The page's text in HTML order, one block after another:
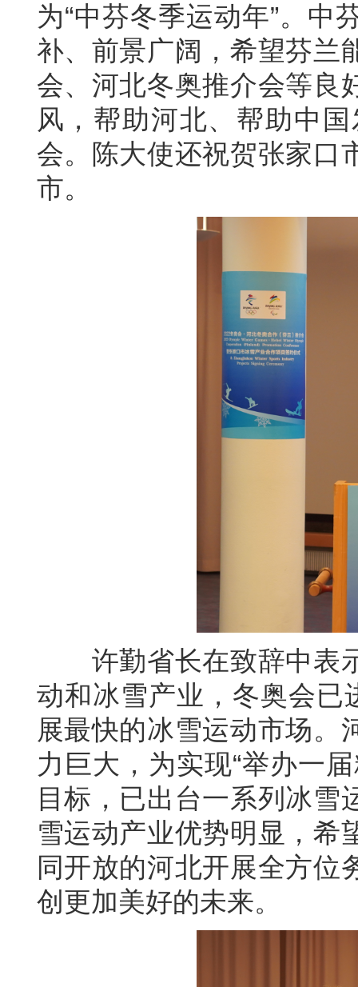
为“中芬冬季运动年”。中
补、前景广阔，希望芬兰
会、河北冬奥推介会等良
风，帮助河北、帮助中
会。陈大使还祝贺张家口
市。
许勤省长在致辞中表示
动和冰雪产业，冬奥会已
展最快的冰雪运动市场。
力巨大，为实现“举办一
目标，已出台一系列冰雪
雪运动产业优势明显，希
同开放的河北开展全方位
创更加美好的未来。